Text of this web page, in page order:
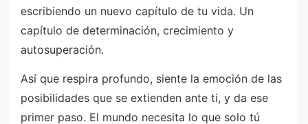
escribiendo un nuevo capítulo de tu vida. Un
capítulo de determinación, crecimiento y
autosuperación.
Así que respira profundo, siente la emoción de las
posibilidades que se extienden ante ti, y da ese
primer paso. El mundo necesita lo que solo tú